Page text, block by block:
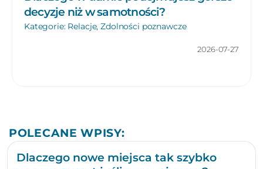
decyzje niż w samotności?
Kategorie: Relacje,Zdolności poznawcze
2026-07-27
POLECANE WPISY:
Dlaczego nowe miejsca tak szybko